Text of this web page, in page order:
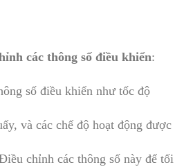
các thông số điều khiển:
số điều khiển như tốc độ
và các chế độ hoạt động được
chỉnh các thông số này để tối